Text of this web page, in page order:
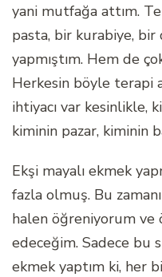
yani mutfağa attım.
pasta, bir kurabiye, bir
yapmıştım. Hem de
Herkesin böyle terapi
ihtiyacı var kesinlikle,
kiminin pazar, kiminin
Ekşi mayalı ekmek
fazla olmuş. Bu
halen öğreniyorum ve
edeceğim. Sadece bu
ekmek yaptım ki, her